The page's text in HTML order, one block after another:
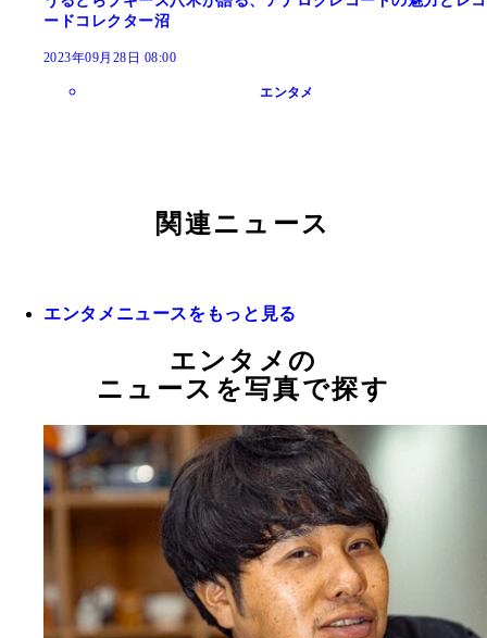
ードコレクター沼
2023年09月28日 08:00
エンタメ
関連ニュース
エンタメニュースをもっと見る
エンタメの
ニュースを写真で探す